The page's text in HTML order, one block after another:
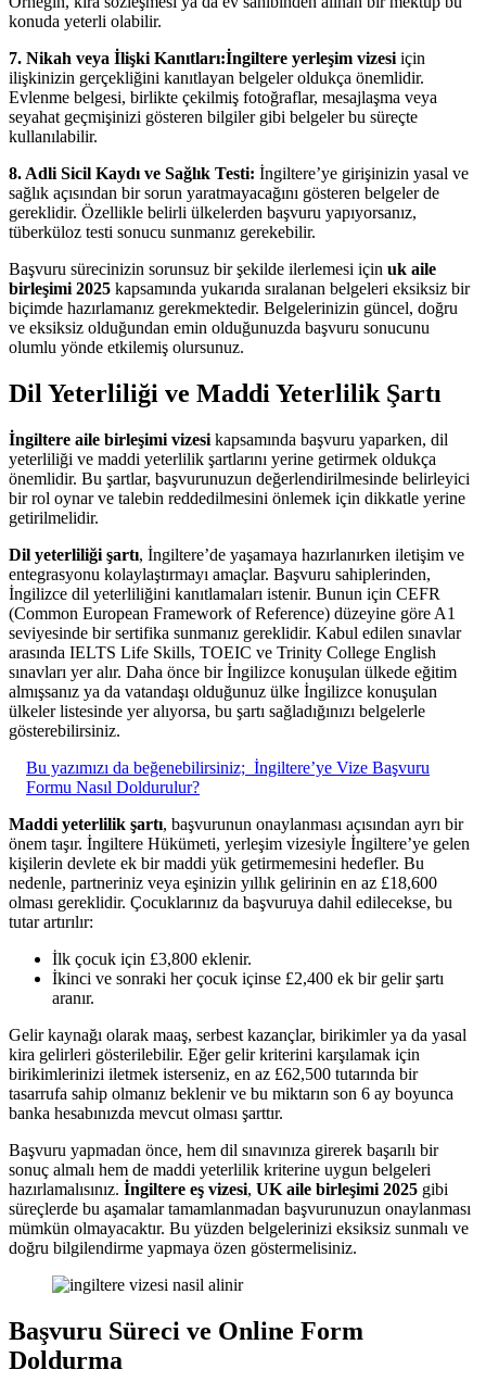
konuda yeterli olabilir.
7. Nikah veya İlişki Kanıtları:İngiltere yerleşim vizesi için
ilişkinizin gerçekliğini kanıtlayan belgeler oldukça önemlidir.
Evlenme belgesi, birlikte çekilmiş fotoğraflar, mesajlaşma veya
seyahat geçmişinizi gösteren bilgiler gibi belgeler bu süreçte
kullanılabilir.
8. Adli Sicil Kaydı ve Sağlık Testi: İngiltere’ye girişinizin yasal ve
sağlık açısından bir sorun yaratmayacağını gösteren belgeler de
gereklidir. Özellikle belirli ülkelerden başvuru yapıyorsanız,
tüberküloz testi sonucu sunmanız gerekebilir.
Başvuru sürecinizin sorunsuz bir şekilde ilerlemesi için uk aile
birleşimi 2025 kapsamında yukarıda sıralanan belgeleri eksiksiz bir
biçimde hazırlamanız gerekmektedir. Belgelerinizin güncel, doğru
ve eksiksiz olduğundan emin olduğunuzda başvuru sonucunu
olumlu yönde etkilemiş olursunuz.
Dil Yeterliliği ve Maddi Yeterlilik Şartı
İngiltere aile birleşimi vizesi kapsamında başvuru yaparken, dil
yeterliliği ve maddi yeterlilik şartlarını yerine getirmek oldukça
önemlidir. Bu şartlar, başvurunuzun değerlendirilmesinde belirleyici
bir rol oynar ve talebin reddedilmesini önlemek için dikkatle yerine
getirilmelidir.
Dil yeterliliği şartı, İngiltere’de yaşamaya hazırlanırken iletişim ve
entegrasyonu kolaylaştırmayı amaçlar. Başvuru sahiplerinden,
İngilizce dil yeterliliğini kanıtlamaları istenir. Bunun için CEFR
(Common European Framework of Reference) düzeyine göre A1
seviyesinde bir sertifika sunmanız gereklidir. Kabul edilen sınavlar
arasında IELTS Life Skills, TOEIC ve Trinity College English
sınavları yer alır. Daha önce bir İngilizce konuşulan ülkede eğitim
almışsanız ya da vatandaşı olduğunuz ülke İngilizce konuşulan
ülkeler listesinde yer alıyorsa, bu şartı sağladığınızı belgelerle
gösterebilirsiniz.
Bu yazımızı da beğenebilirsiniz; İngiltere’ye Vize Başvuru
Formu Nasıl Doldurulur?
Maddi yeterlilik şartı, başvurunun onaylanması açısından ayrı bir
önem taşır. İngiltere Hükümeti, yerleşim vizesiyle İngiltere’ye gelen
kişilerin devlete ek bir maddi yük getirmemesini hedefler. Bu
nedenle, partneriniz veya eşinizin yıllık gelirinin en az £18,600
olması gereklidir. Çocuklarınız da başvuruya dahil edilecekse, bu
tutar artırılır:
İlk çocuk için £3,800 eklenir.
İkinci ve sonraki her çocuk içinse £2,400 ek bir gelir şartı
aranır.
Gelir kaynağı olarak maaş, serbest kazançlar, birikimler ya da yasal
kira gelirleri gösterilebilir. Eğer gelir kriterini karşılamak için
birikimlerinizi iletmek isterseniz, en az £62,500 tutarında bir
tasarrufa sahip olmanız beklenir ve bu miktarın son 6 ay boyunca
banka hesabınızda mevcut olması şarttır.
Başvuru yapmadan önce, hem dil sınavınıza girerek başarılı bir
sonuç almalı hem de maddi yeterlilik kriterine uygun belgeleri
hazırlamalısınız. İngiltere eş vizesi, UK aile birleşimi 2025 gibi
süreçlerde bu aşamalar tamamlanmadan başvurunuzun onaylanması
mümkün olmayacaktır. Bu yüzden belgelerinizi eksiksiz sunmalı ve
doğru bilgilendirme yapmaya özen göstermelisiniz.
Başvuru Süreci ve Online Form
Doldurma